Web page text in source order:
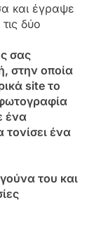
και έγραψε
δύο
σας
στην οποία
site το
ένα
ένα
του και